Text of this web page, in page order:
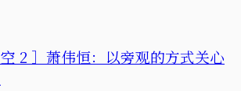
空 2 ］萧伟恒：以旁观的方式关心